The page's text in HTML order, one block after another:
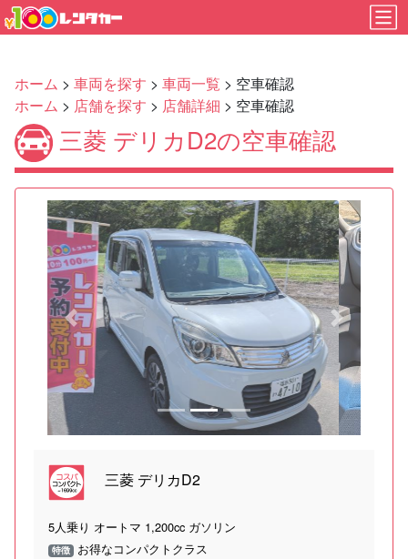
ホーム > 車両を探す > 車両一覧 > 空車確認
ホーム > 店舗を探す > 店舗詳細 > 空車確認
三菱 デリカD2の空車確認
Previous Next
三菱 デリカD2
5人乗り オートマ 1,200cc ガソリン
特徴 お得なコンパクトクラス